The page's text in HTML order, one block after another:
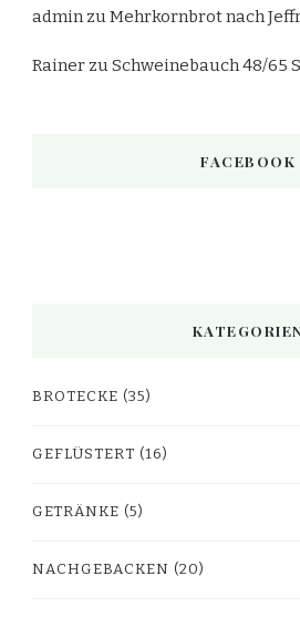
adminzuMehrkornbrot nach
Rainer zuSchweinebauch 48/65
FACEBOOK
BROTECKE (35)
GEFLÜSTERT (16)
GETRÄNKE (5)
NACHGEBACKEN (20)